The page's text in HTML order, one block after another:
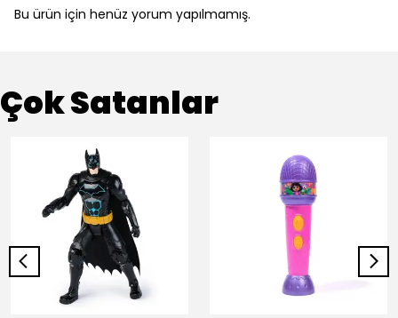
Bu ürün için henüz yorum yapılmamış.
Çok Satanlar